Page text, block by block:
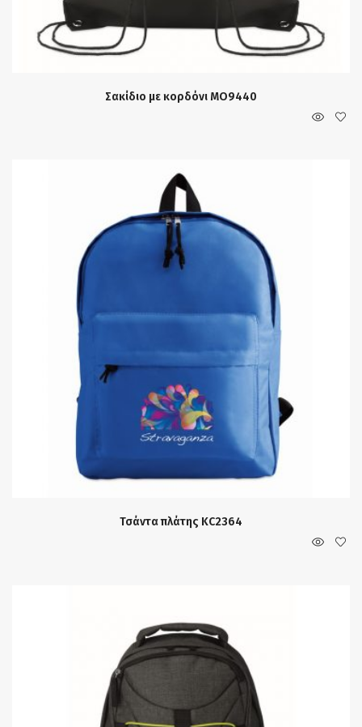
Σακίδιο με κορδόνι MO9440
Τσάντα πλάτης KC2364